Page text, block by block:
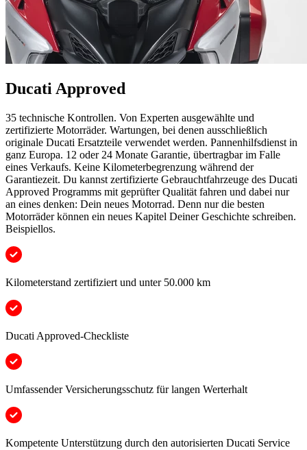
Ducati Approved
35 technische Kontrollen. Von Experten ausgewählte und
zertifizierte Motorräder. Wartungen, bei denen ausschließlich
originale Ducati Ersatzteile verwendet werden. Pannenhilfsdienst in
ganz Europa. 12 oder 24 Monate Garantie, übertragbar im Falle
eines Verkaufs. Keine Kilometerbegrenzung während der
Garantiezeit. Du kannst zertifizierte Gebrauchtfahrzeuge des Ducati
Approved Programms mit geprüfter Qualität fahren und dabei nur
an eines denken: Dein neues Motorrad. Denn nur die besten
Motorräder können ein neues Kapitel Deiner Geschichte schreiben.
Beispiellos.
Kilometerstand zertifiziert und unter 50.000 km
Ducati Approved-Checkliste
Umfassender Versicherungsschutz für langen Werterhalt
Kompetente Unterstützung durch den autorisierten Ducati Service